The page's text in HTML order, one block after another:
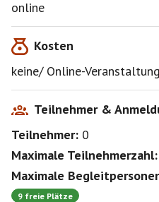
online
Kosten
keine/ Online-Veranstaltung
Teilnehmer &
Teilnehmer: 0
Maximale Teilnehmerzahl:
Maximale
9 freie Plätze